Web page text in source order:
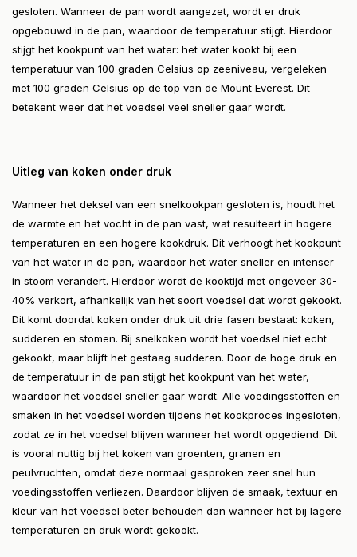
gesloten. Wanneer de pan wordt aangezet, wordt er druk
opgebouwd in de pan, waardoor de temperatuur stijgt. Hierdoor
stijgt het kookpunt van het water: het water kookt bij een
temperatuur van 100 graden Celsius op zeeniveau, vergeleken
met 100 graden Celsius op de top van de Mount Everest. Dit
betekent weer dat het voedsel veel sneller gaar wordt.
Uitleg van koken onder druk
Wanneer het deksel van een snelkookpan gesloten is, houdt het
de warmte en het vocht in de pan vast, wat resulteert in hogere
temperaturen en een hogere kookdruk. Dit verhoogt het kookpunt
van het water in de pan, waardoor het water sneller en intenser
in stoom verandert. Hierdoor wordt de kooktijd met ongeveer 30-
40% verkort, afhankelijk van het soort voedsel dat wordt gekookt.
Dit komt doordat koken onder druk uit drie fasen bestaat: koken,
sudderen en stomen. Bij snelkoken wordt het voedsel niet echt
gekookt, maar blijft het gestaag sudderen. Door de hoge druk en
de temperatuur in de pan stijgt het kookpunt van het water,
waardoor het voedsel sneller gaar wordt. Alle voedingsstoffen en
smaken in het voedsel worden tijdens het kookproces ingesloten,
zodat ze in het voedsel blijven wanneer het wordt opgediend. Dit
is vooral nuttig bij het koken van groenten, granen en
peulvruchten, omdat deze normaal gesproken zeer snel hun
voedingsstoffen verliezen. Daardoor blijven de smaak, textuur en
kleur van het voedsel beter behouden dan wanneer het bij lagere
temperaturen en druk wordt gekookt.